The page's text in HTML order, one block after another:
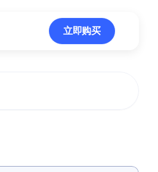
立即购买